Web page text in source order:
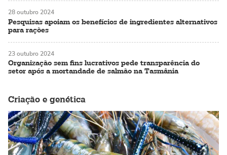
Pesquisas apoiam os benefícios de ingredientes alternativos
para rações
28 outubro 2024
Organização sem fins lucrativos pede transparência do
setor após a mortandade de salmão na Tasmânia
23 outubro 2024
Criação e genética